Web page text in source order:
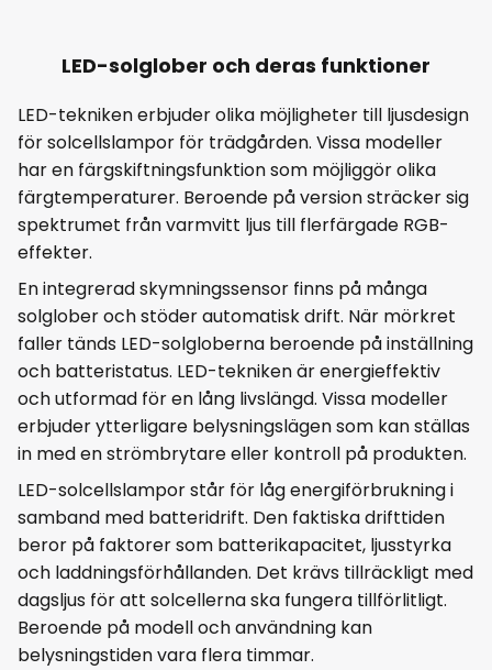
LED-solglober och deras funktioner
LED-tekniken erbjuder olika möjligheter till ljusdesign
för solcellslampor för trädgården. Vissa modeller
har en färgskiftningsfunktion som möjliggör olika
färgtemperaturer. Beroende på version sträcker sig
spektrumet från varmvitt ljus till flerfärgade RGB-
effekter.
En integrerad skymningssensor finns på många
solglober och stöder automatisk drift. När mörkret
faller tänds LED-solgloberna beroende på inställning
och batteristatus. LED-tekniken är energieffektiv
och utformad för en lång livslängd. Vissa modeller
erbjuder ytterligare belysningslägen som kan ställas
in med en strömbrytare eller kontroll på produkten.
LED-solcellslampor står för låg energiförbrukning i
samband med batteridrift. Den faktiska drifttiden
beror på faktorer som batterikapacitet, ljusstyrka
och laddningsförhållanden. Det krävs tillräckligt med
dagsljus för att solcellerna ska fungera tillförlitligt.
Beroende på modell och användning kan
belysningstiden vara flera timmar.